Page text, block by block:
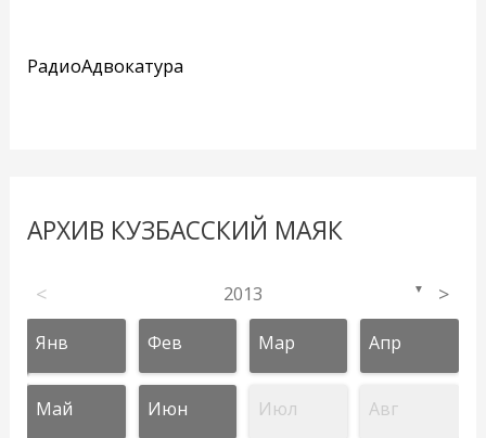
РадиоАдвокатура
АРХИВ КУЗБАССКИЙ МАЯК
< 2013 ▼ >
Янв Фев Мар Апр
Май Июн Июл Авг